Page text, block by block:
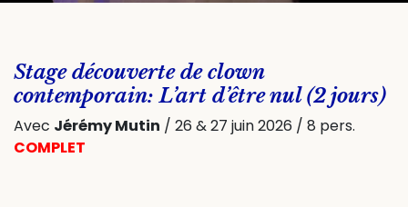
Stage découverte de clown
contemporain: L’art d’être nul (2 jours)
Avec Jérémy Mutin / 26 & 27 juin 2026 / 8 pers.
COMPLET